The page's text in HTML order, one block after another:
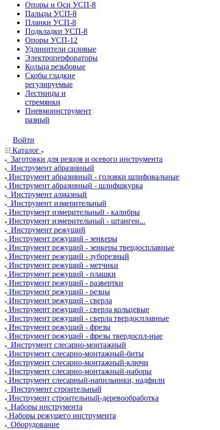
Опоры и Оси УСП-8
Пальцы УСП-8
Планки УСП-8
Подкладки УСП-8
Опоры УСП-12
Удлинители силовые
Электроперфораторы
Кольца резьбовые
Скобы гладкие
регулируемые
Лестницы и
стремянки
Пневмоинструмент
разный
Войти
Каталог
Заготовки для резцов и осевого инструмента
Инструмент абразивный
Инструмент абразивный - головки шлифовальные
Инструмент абразивный - шлифшкурка
Инструмент алмазный
Инструмент измерительный
Инструмент измерительный - калибры
Инструмент измерительный - штанген...
Инструмент режущий
Инструмент режущий - зенкеры
Инструмент режущий - зенкеры твердосплавные
Инструмент режущий - зуборезный
Инструмент режущий - метчики
Инструмент режущий - плашки
Инструмент режущий - развертки
Инструмент режущий - резцы
Инструмент режущий - сверла
Инструмент режущий - сверла кольцевые
Инструмент режущий - сверла твердосплавные
Инструмент режущий - фрезы
Инструмент режущий - фрезы твердоспл-ные
Инструмент слесарно-монтажный
Инструмент слесарно-монтажный-биты
Инструмент слесарно-монтажный-ключи
Инструмент слесарно-монтажный-наборы
Инструмент слесарный-напильники, надфили
Инструмент строительный
Инструмент строительный-деревообработка
Наборы инструмента
Наборы режущего инструмента
Оборудование